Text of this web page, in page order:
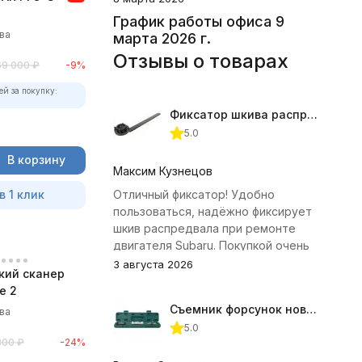
000₽ -9%
за покупку:
В корзину
1 клик
сканер
2
₽ -24%
График работы офиса 9
марта 2026 г.
Отзывы о товарах
Фиксатор шкива распредвала (Subaru) JTC-4409
5.0
Максим Кузнецов
Отличный фиксатор! Удобно
пользоваться, надёжно фиксирует
шкив распредвала при ремонте
двигателя Subaru. Покупкой очень
доволен.
3 августа 2026
Съемник форсунок новых дизельных двигателей Jonnesway
5.0